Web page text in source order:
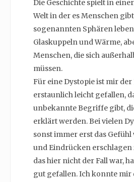
Die Geschichte spielt in
Welt in der es Menschen
sogenannten Sphären
Glaskuppeln und Wärme,
Menschen, die sich
müssen.
Für eine Dystopie ist mir der
erstaunlich leicht gefallen,
unbekannte Begriffe gibt,
erklärt werden. Bei vielen
sonst immer erst das
und Eindrücken erschlagen
das hier nicht der Fall war,
gut gefallen. Ich konnte mir